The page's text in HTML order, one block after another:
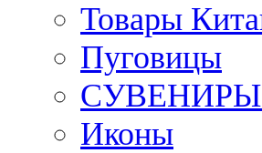
Товары
Пуговицы
Иконы